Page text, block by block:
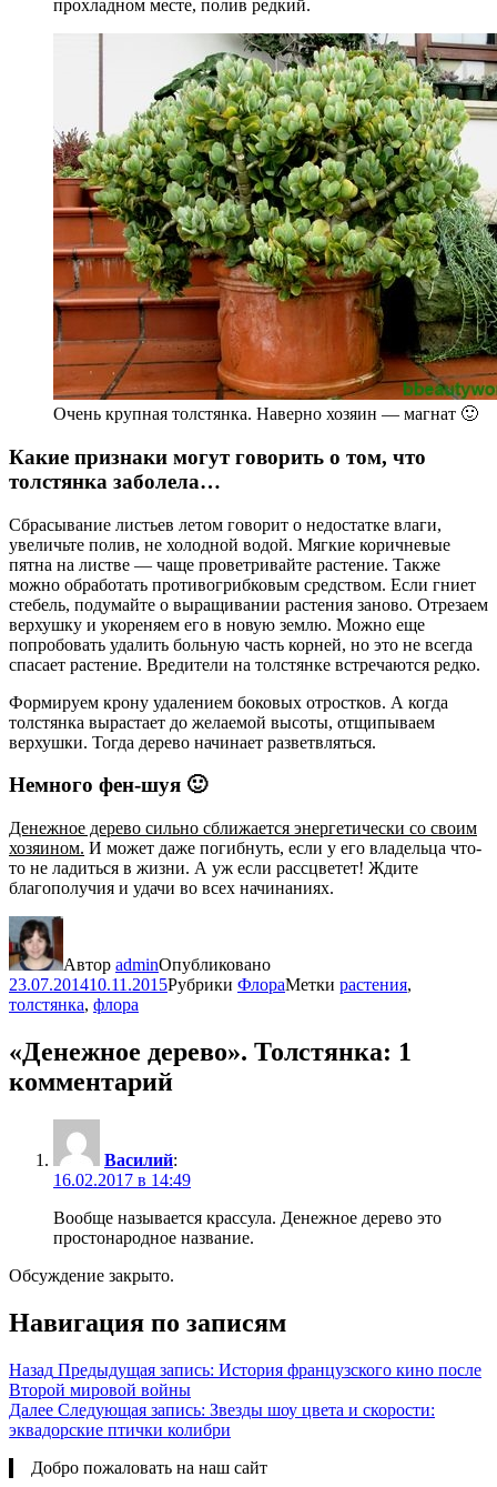
прохладном месте, полив редкий.
Очень крупная толстянка. Наверно хозяин — магнат 🙂
Какие признаки могут говорить о том, что
толстянка заболела…
Сбрасывание листьев летом говорит о недостатке влаги,
увеличьте полив, не холодной водой. Мягкие коричневые
пятна на листве — чаще проветривайте растение. Также
можно обработать противогрибковым средством. Если гниет
стебель, подумайте о выращивании растения заново. Отрезаем
верхушку и укореняем его в новую землю. Можно еще
попробовать удалить больную часть корней, но это не всегда
спасает растение. Вредители на толстянке встречаются редко.
Формируем крону удалением боковых отростков. А когда
толстянка вырастает до желаемой высоты, отщипываем
верхушки. Тогда дерево начинает разветвляться.
Немного фен-шуя 🙂
Денежное дерево сильно сближается энергетически со своим
хозяином. И может даже погибнуть, если у его владельца что-
то не ладиться в жизни. А уж если рассцветет! Ждите
благополучия и удачи во всех начинаниях.
Автор adminОпубликовано
23.07.201410.11.2015Рубрики ФлораМетки растения,
толстянка, флора
«Денежное дерево». Толстянка: 1
комментарий
Василий:
16.02.2017 в 14:49
Вообще называется крассула. Денежное дерево это
простонародное название.
Обсуждение закрыто.
Навигация по записям
Назад Предыдущая запись: История французского кино после
Второй мировой войны
Далее Следующая запись: Звезды шоу цвета и скорости:
эквадорские птички колибри
Добро пожаловать на наш сайт